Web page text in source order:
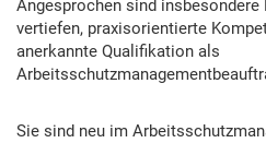
Angesprochen sind insbesondere
vertiefen, praxisorientierte
anerkannte Qualifikation als
Sie sind neu im